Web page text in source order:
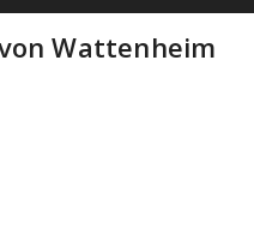
Wattenheim